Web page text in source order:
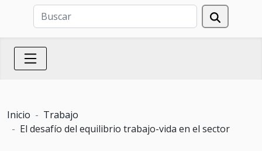
Inicio
Trabajo
El desafío del equilibrio trabajo-vida en el sector